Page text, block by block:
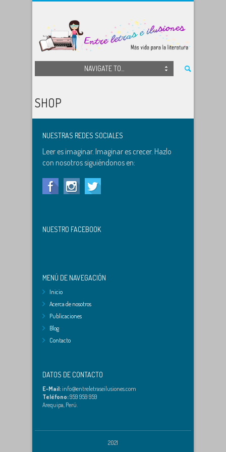
NAVIGATE TO...
SHOP
NUESTRAS REDES SOCIALES
Leer es imaginar. Imaginar es crecer. Hazlo
con nosotros siguiéndonos en:
NUESTRO FACEBOOK
MENÚ DE NAVEGACIÓN
Inicio
Acerca de nosotros
Publicaciones
Blog
Contacto
DATOS DE CONTACTO
E-Mail:info@entreletraseilusiones.com
Teléfono:959 959 959
Arequipa, Perú.
2021